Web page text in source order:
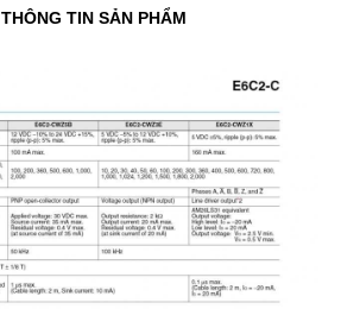
THÔNG TIN SẢN PHẨM